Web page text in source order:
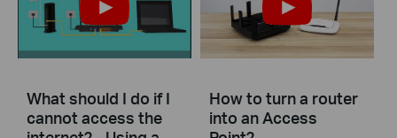
What should I do if I
cannot access the
How to turn a router
into an Access